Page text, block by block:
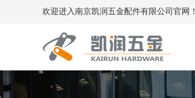
欢迎进入南京凯润五金配件有限公司官网！